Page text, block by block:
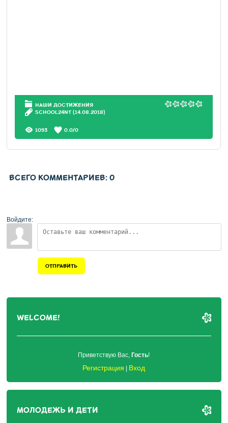
НАШИ ДОСТИЖЕНИЯ
SCHOOL24NT (14.08.2018)
1093 0.0/0
ВСЕГО КОММЕНТАРИЕВ:0
Войдите:
ОТПРАВИТЬ
WELCOME!
Приветствую Вас, Гость!
Регистрация Вход
МОЛОДЕЖЬ И ДЕТИ